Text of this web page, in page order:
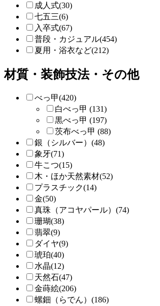
成人式(30)
七五三(6)
入卒式(67)
普段・カジュアル(454)
夏用・浴衣など(212)
材質・装飾技法・その他
べっ甲(420)
白べっ甲 (131)
黒べっ甲 (197)
茨布べっ甲 (88)
銀（シルバー）(48)
象牙(71)
牛こつ(15)
木・ほか天然素材(52)
プラスチック(14)
金(50)
真珠（アコヤパール）(74)
珊瑚(38)
翡翠(9)
ダイヤ(9)
琥珀(40)
水晶(12)
天然石(47)
金蒔絵(206)
螺鈿（らでん）(186)